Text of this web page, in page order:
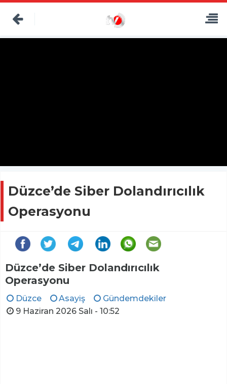
Düzce’de Siber Dolandırıcılık
Operasyonu
Düzce’de Siber Dolandırıcılık
Operasyonu
Düzce Asayiş
Gündemdekiler
9 Haziran 2026 Salı - 10:52